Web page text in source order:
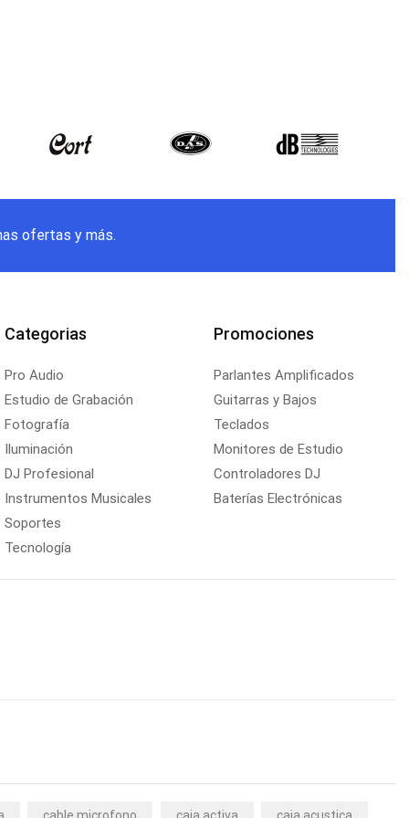
ofertas y más.
Categorias
Pro Audio
Estudio de Grabación
Fotografía
Iluminación
DJ Profesional
Instrumentos Musicales
Soportes
Tecnología
Promociones
Parlantes Amplificados
Guitarras y Bajos
Teclados
Monitores de Estudio
Controladores DJ
Baterías Electrónicas